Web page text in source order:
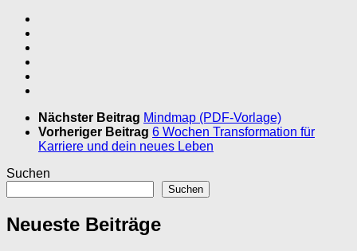
Nächster Beitrag Mindmap (PDF-Vorlage)
Vorheriger Beitrag 6 Wochen Transformation für
Karriere und dein neues Leben
Suchen
Suchen
Neueste Beiträge